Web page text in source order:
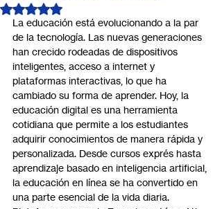
Obtuvo NaN de 5 estrellas.
La educación está evolucionando a la par
de la tecnología. Las nuevas generaciones
han crecido rodeadas de dispositivos
inteligentes, acceso a internet y
plataformas interactivas, lo que ha
cambiado su forma de aprender. Hoy, la
educación digital es una herramienta
cotidiana que permite a los estudiantes
adquirir conocimientos de manera rápida y
personalizada. Desde cursos exprés hasta
aprendizaje basado en inteligencia artificial,
la educación en línea se ha convertido en
una parte esencial de la vida diaria.